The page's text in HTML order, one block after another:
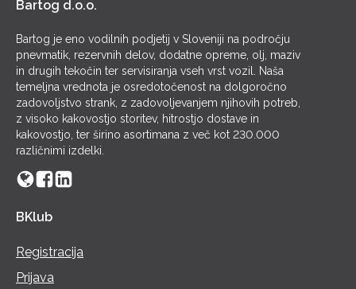
Bartog d.o.o.
Bartog je eno vodilnih podjetij v Sloveniji na področju
pnevmatik, rezervnih delov, dodatne opreme, olj, maziv
in drugih tekočin ter servisiranja vseh vrst vozil. Naša
temeljna vrednota je osredotočenost na dolgoročno
zadovoljstvo strank, z zadovoljevanjem njihovih potreb,
z visoko kakovostjo storitev, hitrostjo dostave in
kakovostjo, ter širino asortimana z več kot 230.000
različnimi izdelki.
BKlub
Registracija
Prijava